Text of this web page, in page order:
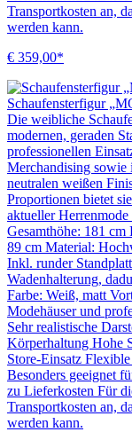
Transportkosten an,
werden kann.
€ 359,00*
Schaufensterfigur
Die weibliche
modernen, geraden
professionellen
Merchandising sowie
neutralen weißen
Proportionen bietet
aktueller
Gesamthöhe: 181
89 cm Material:
Inkl. runder
Wadenhalterung,
Farbe: Weiß, matt
Modehäuser und
Sehr realistische
Körperhaltung Hohe
Store-Einsatz
Besonders geeignet
zu Lieferkosten Für
Transportkosten an,
werden kann.